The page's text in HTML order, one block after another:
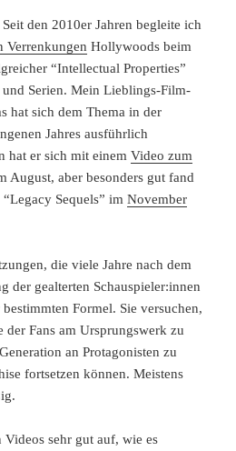
den 2010er Jahren begleite ich
Verrenkungen Hollywoods beim
“Intellectual Properties”
Serien. Mein Lieblings-Film-
hat sich dem Thema in der
Jahres ausführlich
hat er sich mit einemVideo zum
August, aber besonders gut fand
Sequels” imNovember
die viele Jahre nach dem
der gealterten Schauspieler:innen
Formel. Sie versuchen,
Fans am Ursprungswerk zu
an Protagonisten zu
fortsetzen können. Meistens
sehr gut auf, wie es